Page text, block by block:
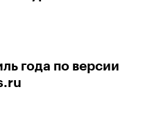
года по версии